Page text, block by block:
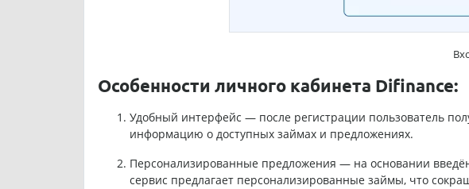
Особенности личного кабинета Difinance:
Удобный интерфейс — после регистрации пользователь
информацию о доступных займах и предложениях.
Персонализированные предложения — на основании
сервис предлагает персонализированные займы, что